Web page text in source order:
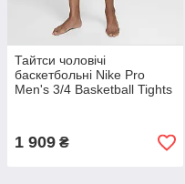
Тайтси чоловічі
баскетбольні Nike Pro
Men's 3/4 Basketball Tights
1 909 ₴